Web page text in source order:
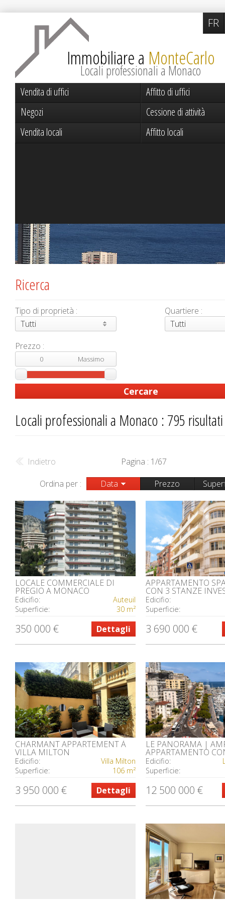
Immobiliare a MonteCarlo
Locali professionali a Monaco
Locali professionali a Monaco : 795 risultati
Indietro
Pagina : 1/67
Ordina per :
Data Prezzo
LOCALE COMMERCIALE DI
PREGIO A MONACO
Edicifio:
Auteuil
Superficie:
30 m²
350 000 € Dettagli
APPARTAMENTO
CON 3 STANZE
IDEALE
Edicifio:
Superficie:
3 690 000 €
CHARMANT APPARTEMENT À
VILLA MILTON
Edicifio:
Villa Milton
Superficie:
106 m²
3 950 000 € Dettagli
LE PANORAMA |
APPARTAMENTO
AUTO E CANTINA
Edicifio:
Superficie:
12 500 000 €
Ricerca
Tipo di proprietà :
Tutti
Quartiere :
Tutti
Prezzo :
FR
Vendita di uffici
Affitto di uffici
Negozi
Cessione di attività
Vendita locali
Affitto locali